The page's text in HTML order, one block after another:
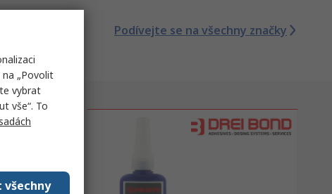
Podívejte se na všechny značky
„Povolit
vybrat
vše“. To